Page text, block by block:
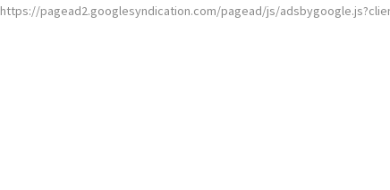
https://pagead2.googlesyndication.com/pagead/js/